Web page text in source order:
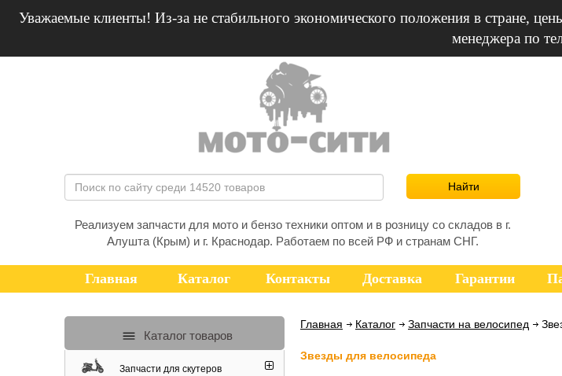
Уважаемые клиенты! Из-за не стабильного экономического положения в стране,
менеджера по
Реализуем запчасти для мото и бензо техники оптом и в розницу со складов в г.
Алушта (Крым) и г. Краснодар. Работаем по всей РФ и странам СНГ.
Главная Каталог Контакты Доставка Гарантии
Главная Каталог Запчасти на велосипед
Звезды для велосипеда
Каталог товаров
Запчасти для скутеров